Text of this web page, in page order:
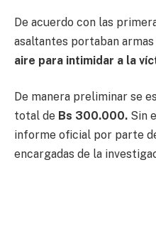
De acuerdo con las
asaltantes portaban
aire para intimidar a la
De manera preliminar se
total de Bs 300.000. Sin
informe oficial por parte
encargadas de la